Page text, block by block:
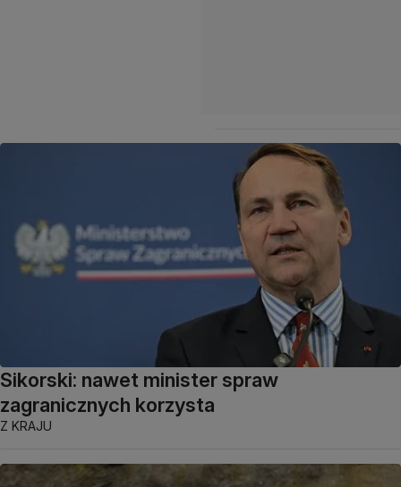
Sikorski: nawet minister spraw
zagranicznych korzysta
Z KRAJU